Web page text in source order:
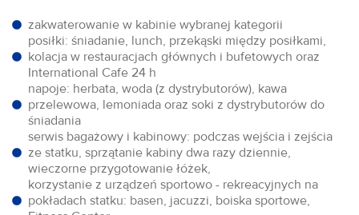
zakwaterowanie w kabinie wybranej kategorii
posiłki: śniadanie, lunch, przekąski między posiłkami,
kolacja w restauracjach głównych i bufetowych oraz
International Cafe 24 h
napoje: herbata, woda (z dystrybutorów), kawa
przelewowa, lemoniada oraz soki z dystrybutorów do
śniadania
serwis bagażowy i kabinowy: podczas wejścia i zejścia
ze statku, sprzątanie kabiny dwa razy dziennie,
wieczorne przygotowanie łóżek,
korzystanie z urządzeń sportowo - rekreacyjnych na
pokładach statku: basen, jacuzzi, boiska sportowe,